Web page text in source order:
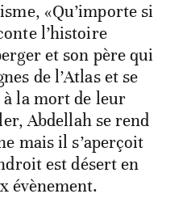
«Qu’importe si
l’histoire
et son père qui
de l’Atlas et se
la mort de leur
Abdellah se rend
mais il s’aperçoit
est désert en
évènement.